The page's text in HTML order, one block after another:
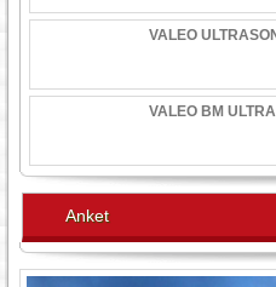
VALEO
VALEO BM
Anket